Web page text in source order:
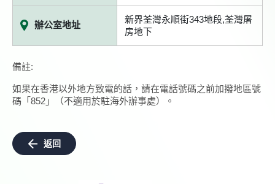
辦公室地址
新界荃灣永順街343地段,荃灣屠
房地下
備註:
如果在香港以外地方致電的話，請在電話號碼之前加撥地區號
碼「852」（不適用於駐海外辦事處）。
返回